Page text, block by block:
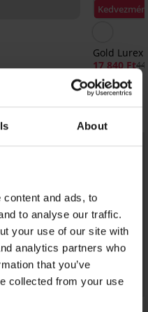
About
and ads, to
to analyse our traffic.
your use of our site with
analytics partners who
that you’ve
collected from your use
Gold Lurex
17 840 Ft44
darabokat